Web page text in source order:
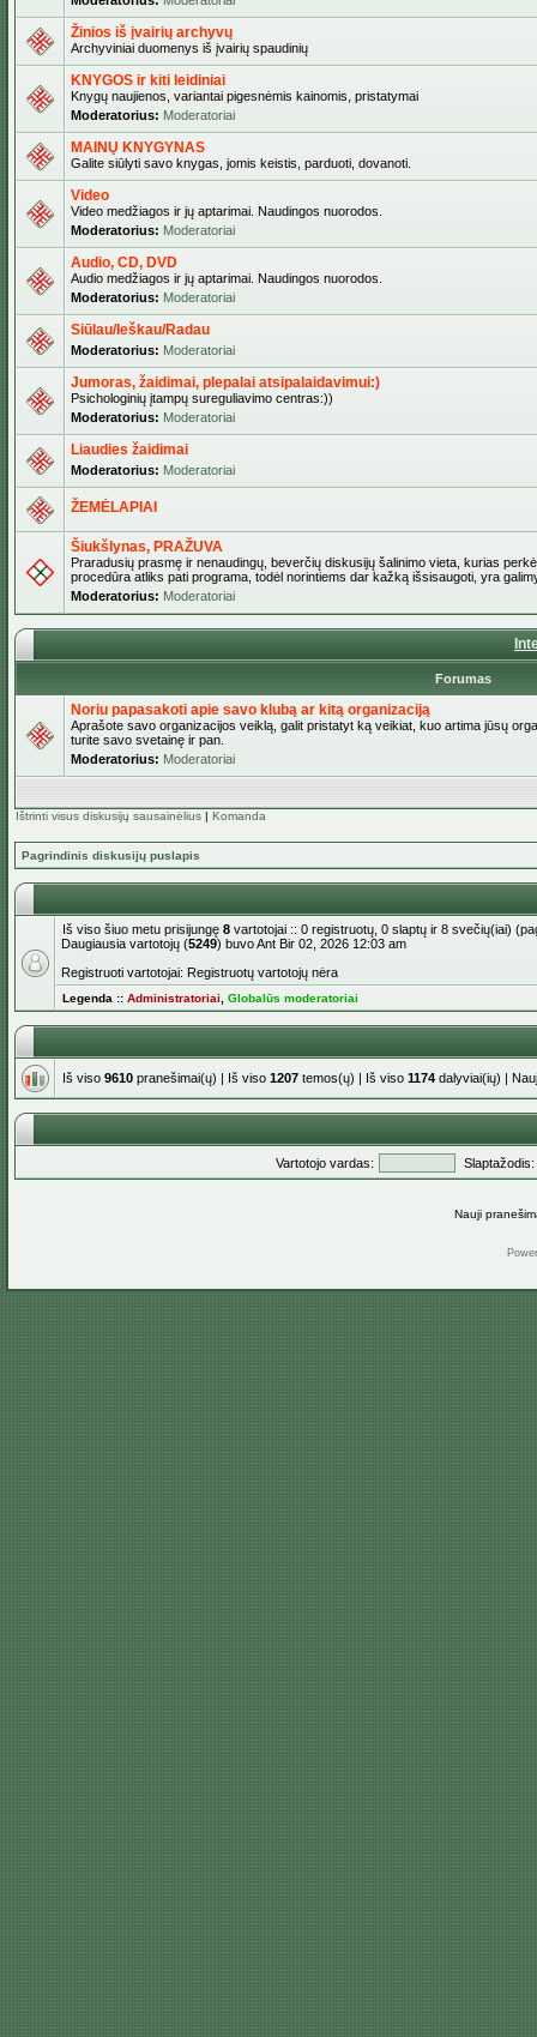
Žinios iš įvairių archyvų
Archyviniai duomenys iš įvairių spaudinių
KNYGOS ir kiti leidiniai
Knygų naujienos, variantai pigesnėmis kainomis, pristatymai
Moderatorius: Moderatoriai
MAINŲ KNYGYNAS
Galite siūlyti savo knygas, jomis keistis, parduoti, dovanoti.
Video
Video medžiagos ir jų aptarimai. Naudingos nuorodos.
Moderatorius: Moderatoriai
Audio, CD, DVD
Audio medžiagos ir jų aptarimai. Naudingos nuorodos.
Moderatorius: Moderatoriai
Siūlau/Ieškau/Radau
Moderatorius: Moderatoriai
Jumoras, žaidimai, plepalai atsipalaidavimui:)
Psichologinių įtampų sureguliavimo centras:))
Moderatorius: Moderatoriai
Liaudies žaidimai
Moderatorius: Moderatoriai
ŽEMĖLAPIAI
Šiukšlynas, PRAŽUVA
Praradusių prasmę ir nenaudingų, beverčių diskusijų šalinimo vieta, kurias
procedūra atliks pati programa, todėl norintiems dar kažką išsisaugoti, yra
Moderatorius: Moderatoriai
Forumas
Noriu papasakoti apie savo klubą ar kitą organizaciją
Aprašote savo organizacijos veiklą, galit pristatyt ką veikiat, kuo artima jūsų
turite savo svetainę ir pan.
Moderatorius: Moderatoriai
Ištrinti visus diskusijų sausainėlius | Komanda
Pagrindinis diskusijų puslapis
Iš viso šiuo metu prisijungę 8 vartotojai :: 0 registruotų, 0 slaptų ir 8 svečių(iai)
Daugiausia vartotojų (5249) buvo Ant Bir 02, 2026 12:03 am
Registruoti vartotojai: Registruotų vartotojų nėra
Legenda :: Administratoriai Globalūs moderatoriai
Iš viso 9610 pranešimai(ų) | Iš viso 1207 temos(ų) | Iš viso 1174 dalyviai(ių) |
Vartotojo vardas: Slaptažodis:
Nauji